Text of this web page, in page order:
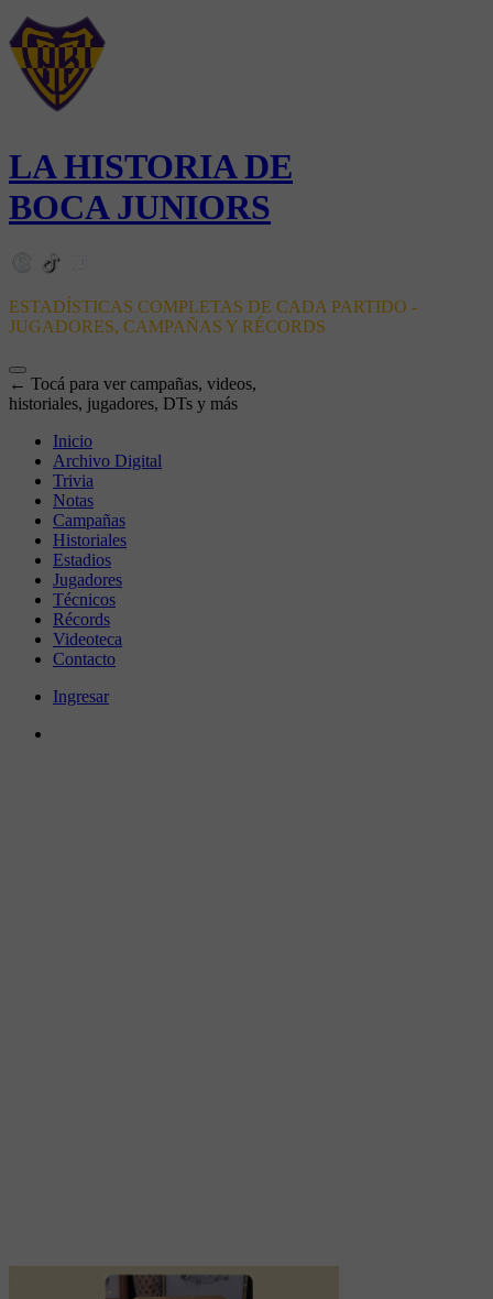
LA HISTORIA DE
BOCA JUNIORS
ESTADÍSTICAS COMPLETAS DE CADA PARTIDO -
JUGADORES, CAMPAÑAS Y RÉCORDS
← Tocá para ver campañas, videos,
historiales, jugadores, DTs y más
Inicio
Archivo Digital
Trivia
Notas
Campañas
Historiales
Estadios
Jugadores
Técnicos
Récords
Videoteca
Contacto
Ingresar